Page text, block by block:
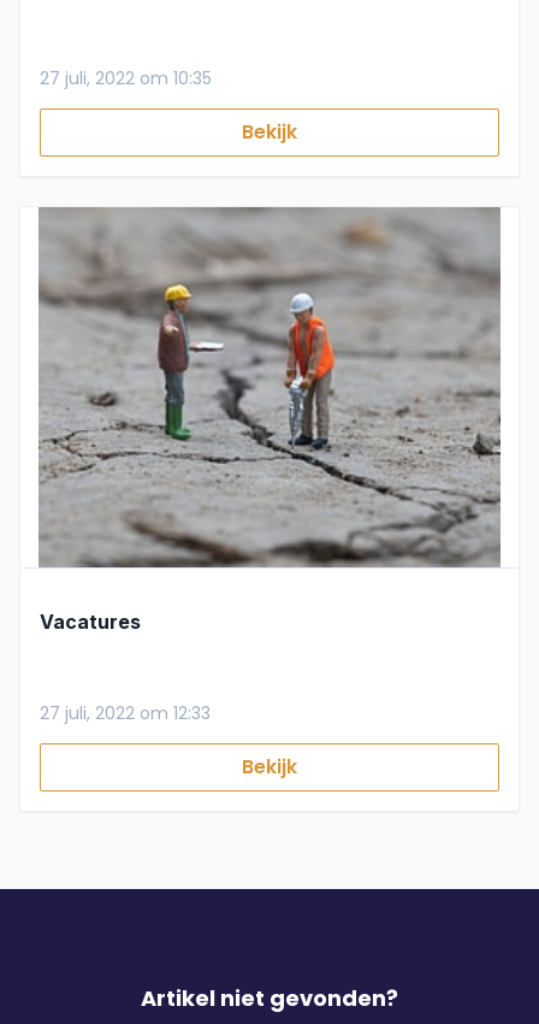
27 juli, 2022 om 10:35
Bekijk
Vacatures
27 juli, 2022 om 12:33
Bekijk
Artikel niet gevonden?